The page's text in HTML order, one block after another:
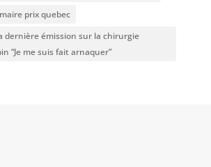
prix quebec
dernière émission sur la chirurgie
“Je me suis fait arnaquer”